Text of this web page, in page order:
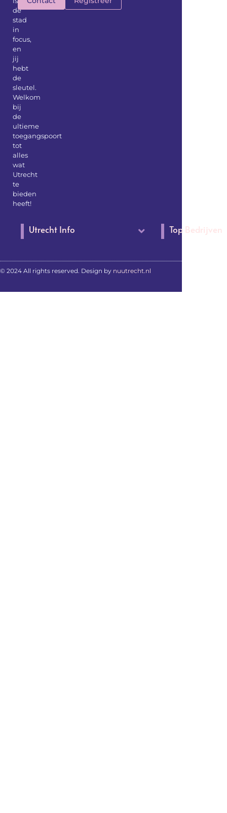
de
stad
in
focus,
en
jij
hebt
de
sleutel.
Welkom
bij
de
ultieme
toegangspoort
tot
alles
wat
Utrecht
te
bieden
heeft!
Utrecht Info Top Bedrijven
© 2024 All rights reserved. Design by nuutrecht.nl